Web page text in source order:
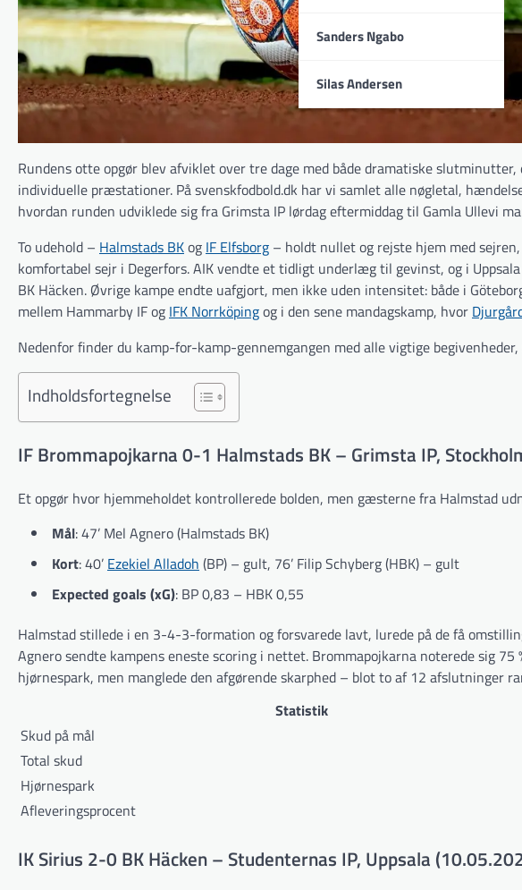
Sanders Ngabo
Silas Andersen
Rundens otte opgør blev afviklet over tre dage med både dramatiske
individuelle præstationer. På svenskfodbold.dk har vi samlet alle nøgletal,
hvordan runden udviklede sig fra Grimsta IP lørdag eftermiddag til Gamla Ullevi
To udehold – Halmstads BKog IF Elfsborg – holdt nullet og rejste hjem med
komfortabel sejr i Degerfors. AIK vendte et tidligt underlæg til gevinst, og i
BK Häcken. Øvrige kampe endte uafgjort, men ikke uden intensitet: både i
mellem Hammarby IF og IFK Norrköpingog i den sene mandagskamp, hvor
Nedenfor finder du kamp-for-kamp-gennemgangen med alle vigtige
Indholdsfortegnelse
IF Brommapojkarna 0-1 Halmstads BK – Grimsta IP,
Et opgør hvor hjemmeholdet kontrollerede bolden, men gæsterne fra Halmstad
Mål: 47’ Mel Agnero (Halmstads BK)
Kort: 40’ Ezekiel Alladoh (BP) – gult, 76’ Filip Schyberg (HBK) – gult
Expected goals (xG): BP 0,83 – HBK 0,55
Halmstad stillede i en 3-4-3-formation og forsvarede lavt, lurede på de få
Agnero sendte kampens eneste scoring i nettet. Brommapojkarna noterede sig 75
hjørnespark, men manglede den afgørende skarphed – blot to af 12 afslutninger
Statistik
Skud på mål
Total skud
Hjørnespark
Afleveringsprocent
IK Sirius 2-0 BK Häcken – Studenternas IP, Uppsala